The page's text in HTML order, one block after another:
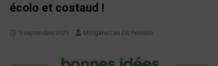
écolo et costaud !
5 septembre 2023 Morgane Las Dit Peisson